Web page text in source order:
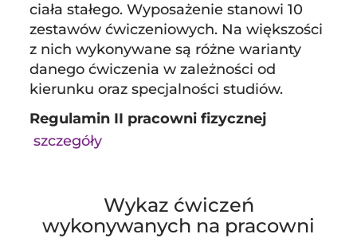
ciała stałego. Wyposażenie stanowi 10
zestawów ćwiczeniowych. Na większości
z nich wykonywane są różne warianty
danego ćwiczenia w zależności od
kierunku oraz specjalności studiów.
Regulamin II pracowni fizycznej
szczegóły
Wykaz ćwiczeń
wykonywanych na pracowni